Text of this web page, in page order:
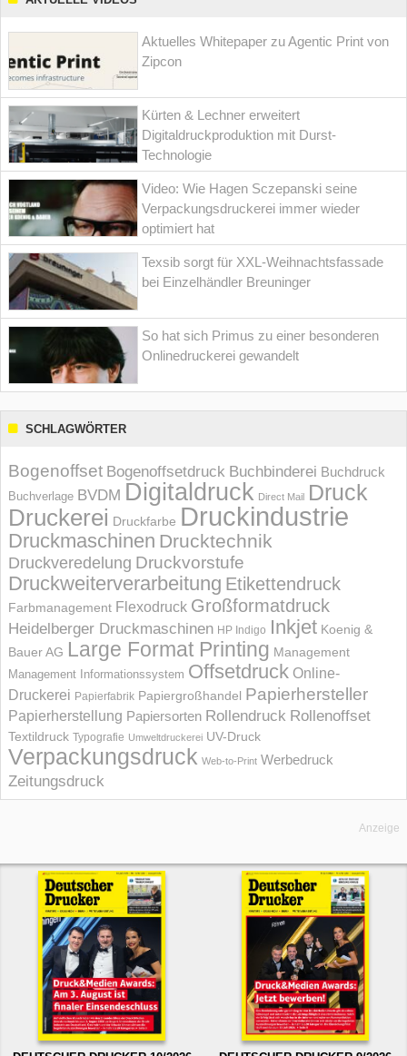
Aktuelles Whitepaper zu Agentic Print von
Zipcon
Kürten & Lechner erweitert
Digitaldruckproduktion mit Durst-
Technologie
Video: Wie Hagen Sczepanski seine
Verpackungsdruckerei immer wieder
optimiert hat
Texsib sorgt für XXL-Weihnachtsfassade
bei Einzelhändler Breuninger
So hat sich Primus zu einer besonderen
Onlinedruckerei gewandelt
SCHLAGWÖRTER
Bogenoffset Bogenoffsetdruck Buchbinderei Buchdruck
Buchverlage BVDM Digitaldruck Direct Mail Druck
Druckerei Druckfarbe Druckindustrie
Druckmaschinen Drucktechnik
Druckveredelung Druckvorstufe
Druckweiterverarbeitung Etikettendruck
Farbmanagement Flexodruck Großformatdruck
Heidelberger Druckmaschinen HP Indigo Inkjet Koenig &
Bauer AG Large Format Printing Management
Management Informations­system Offsetdruck Online-
Druckerei Papierfabrik Papiergroßhandel Papierhersteller
Papierherstellung Papiersorten Rollendruck Rollenoffset
Textildruck Typografie Umweltdruckerei UV-Druck
Verpackungsdruck Web-to-Print Werbedruck
Zeitungsdruck
Anzeige